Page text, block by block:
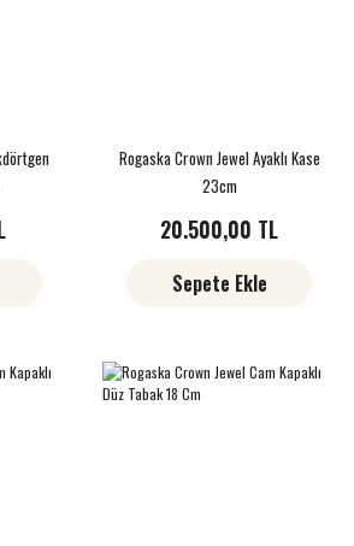
Rogaska Crown Jewel Ayaklı Kase
23cm
20.500,00 TL
Sepete Ekle